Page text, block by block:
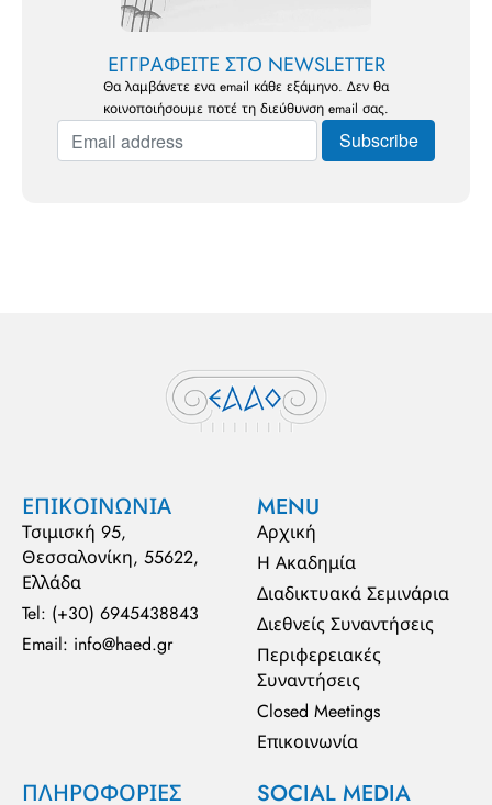
ΕΓΓΡΑΦΕΙΤΕ ΣΤΟ NEWSLETTER
Θα λαμβάνετε ενα email κάθε εξάμηνο. Δεν θα
κοινοποιήσουμε ποτέ τη διεύθυνση email σας.
ΕΠΙΚΟΙΝΩΝΙΑ
Τσιμισκή 95,
Θεσσαλονίκη, 55622,
Ελλάδα
Tel: (+30) 6945438843
Email: info@haed.gr
MENU
Αρχική
Η Ακαδημία
Διαδικτυακά Σεμινάρια
Διεθνείς Συναντήσεις
Περιφερειακές
Συναντήσεις
Closed Meetings
Επικοινωνία
ΠΛΗΡΟΦΟΡΙΕΣ SOCIAL MEDIA